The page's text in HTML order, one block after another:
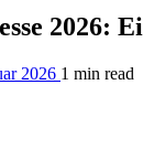
2026:
2026 1 min read